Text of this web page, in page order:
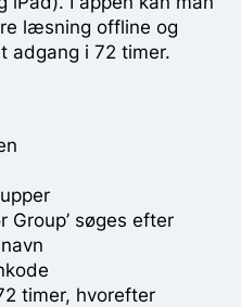
læsning offline og
adgang i 72 timer.
Group’ søges efter
timer, hvorefter